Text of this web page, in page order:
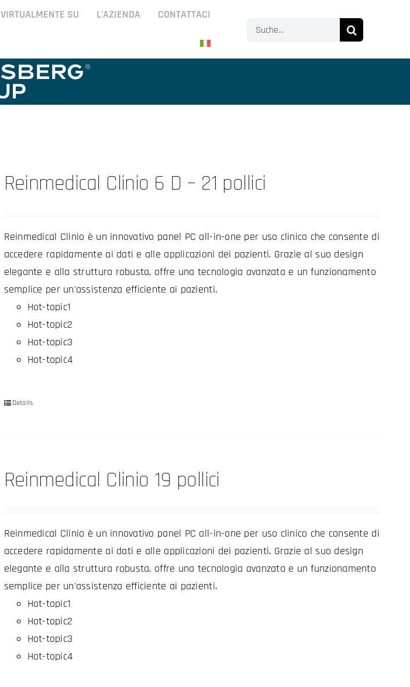
VIRTUALMENTE SU L’AZIENDA
CONTATTACI
Search
Reinmedical Clinio 6 D – 21 pollici
Reinmedical Clinio è un innovativo panel PC all-in-one per uso clinico che consente di
accedere rapidamente ai dati e alle applicazioni dei pazienti. Grazie al suo design
elegante e alla struttura robusta, offre una tecnologia avanzata e un funzionamento
semplice per un'assistenza efficiente ai pazienti.
Hot-topic1
Hot-topic2
Hot-topic3
Hot-topic4
Details
Reinmedical Clinio 19 pollici
Reinmedical Clinio è un innovativo panel PC all-in-one per uso clinico che consente di
accedere rapidamente ai dati e alle applicazioni dei pazienti. Grazie al suo design
elegante e alla struttura robusta, offre una tecnologia avanzata e un funzionamento
semplice per un'assistenza efficiente ai pazienti.
Hot-topic1
Hot-topic2
Hot-topic3
Hot-topic4